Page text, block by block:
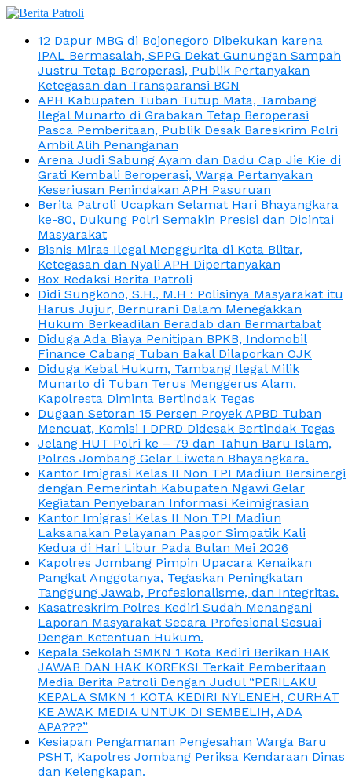
12 Dapur MBG di Bojonegoro Dibekukan karena
IPAL Bermasalah, SPPG Dekat Gunungan Sampah
Justru Tetap Beroperasi, Publik Pertanyakan
Ketegasan dan Transparansi BGN
APH Kabupaten Tuban Tutup Mata, Tambang
Ilegal Munarto di Grabakan Tetap Beroperasi
Pasca Pemberitaan, Publik Desak Bareskrim Polri
Ambil Alih Penanganan
Arena Judi Sabung Ayam dan Dadu Cap Jie Kie di
Grati Kembali Beroperasi, Warga Pertanyakan
Keseriusan Penindakan APH Pasuruan
Berita Patroli Ucapkan Selamat Hari Bhayangkara
ke-80, Dukung Polri Semakin Presisi dan Dicintai
Masyarakat
Bisnis Miras Ilegal Menggurita di Kota Blitar,
Ketegasan dan Nyali APH Dipertanyakan
Box Redaksi Berita Patroli
Didi Sungkono, S.H., M.H : Polisinya Masyarakat itu
Harus Jujur, Bernurani Dalam Menegakkan
Hukum Berkeadilan Beradab dan Bermartabat
Diduga Ada Biaya Penitipan BPKB, Indomobil
Finance Cabang Tuban Bakal Dilaporkan OJK
Diduga Kebal Hukum, Tambang Ilegal Milik
Munarto di Tuban Terus Menggerus Alam,
Kapolresta Diminta Bertindak Tegas
Dugaan Setoran 15 Persen Proyek APBD Tuban
Mencuat, Komisi I DPRD Didesak Bertindak Tegas
Jelang HUT Polri ke – 79 dan Tahun Baru Islam,
Polres Jombang Gelar Liwetan Bhayangkara.
Kantor Imigrasi Kelas II Non TPI Madiun Bersinergi
dengan Pemerintah Kabupaten Ngawi Gelar
Kegiatan Penyebaran Informasi Keimigrasian
Kantor Imigrasi Kelas II Non TPI Madiun
Laksanakan Pelayanan Paspor Simpatik Kali
Kedua di Hari Libur Pada Bulan Mei 2026
Kapolres Jombang Pimpin Upacara Kenaikan
Pangkat Anggotanya, Tegaskan Peningkatan
Tanggung Jawab, Profesionalisme, dan Integritas.
Kasatreskrim Polres Kediri Sudah Menangani
Laporan Masyarakat Secara Profesional Sesuai
Dengan Ketentuan Hukum.
Kepala Sekolah SMKN 1 Kota Kediri Berikan HAK
JAWAB DAN HAK KOREKSI Terkait Pemberitaan
Media Berita Patroli Dengan Judul “PERILAKU
KEPALA SMKN 1 KOTA KEDIRI NYLENEH, CURHAT
KE AWAK MEDIA UNTUK DI SEMBELIH, ADA
APA???”
Kesiapan Pengamanan Pengesahan Warga Baru
PSHT, Kapolres Jombang Periksa Kendaraan Dinas
dan Kelengkapan.